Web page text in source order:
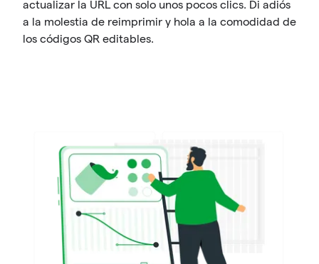
actualizar la URL con solo unos pocos clics. Di adiós
a la molestia de reimprimir y hola a la comodidad de
los códigos QR editables.